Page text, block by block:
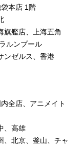
本店 1階
旗艦店、上海五角
ルンプール
ンゼルス、香港
全店、アニメイト
、高雄
、北京、釜山、チャ